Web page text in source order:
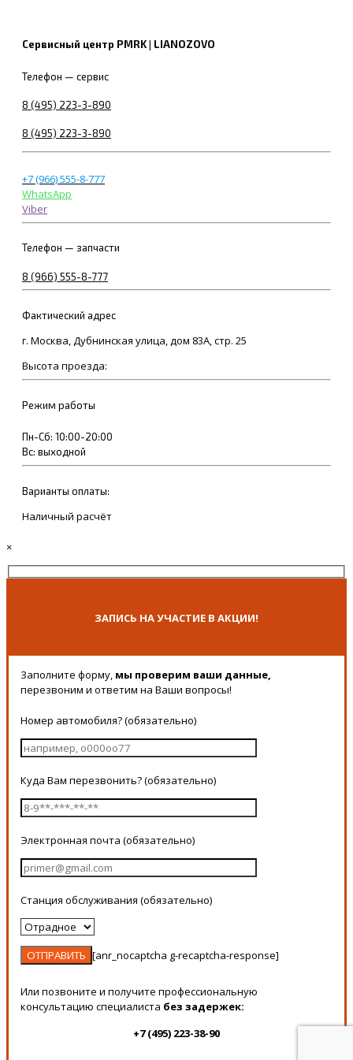
Сервисный центр PMRK | LIANOZOVO
Телефон — сервис
8 (495) 223-3-890
8 (495) 223-3-890
+7 (966) 555-8-777
WhatsApp
Viber
Телефон — запчасти
8 (966) 555-8-777
Фактический адрес
г. Москва, Дубнинская улица, дом 83А, стр. 25
Высота проезда:
Режим работы
Пн-Сб: 10:00-20:00
Вс: выходной
Варианты оплаты:
Наличный расчёт
×
ЗАПИСЬ НА УЧАСТИЕ В АКЦИИ!
Заполните форму, мы проверим ваши данные,
перезвоним и ответим на Ваши вопросы!
Номер автомобиля? (обязательно)
Куда Вам перезвонить? (обязательно)
Электронная почта (обязательно)
Станция обслуживания (обязательно)
[anr_nocaptcha g-recaptcha-response]
Или позвоните и получите профессиональную
консультацию специалиста без задержек:
+7 (495) 223-38-90